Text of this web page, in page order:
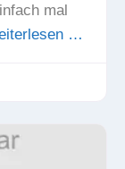
mal
…